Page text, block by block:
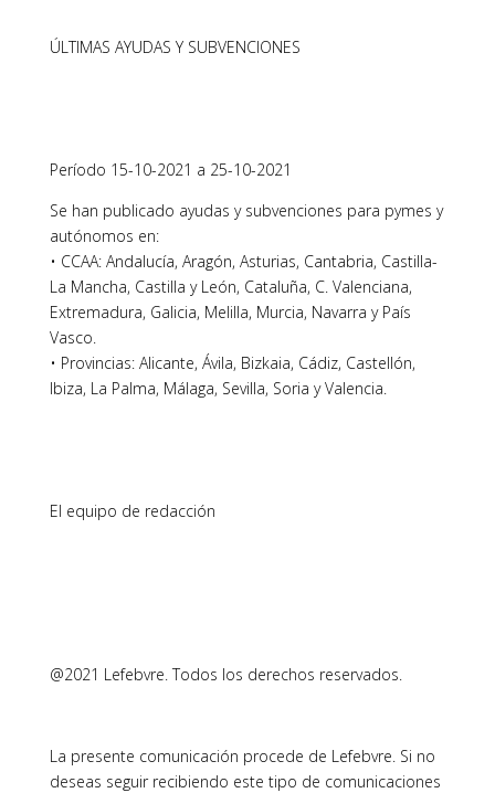
ÚLTIMAS AYUDAS Y SUBVENCIONES
Período 15-10-2021 a 25-10-2021
Se han publicado ayudas y subvenciones para pymes y
autónomos en:
• CCAA: Andalucía, Aragón, Asturias, Cantabria, Castilla-
La Mancha, Castilla y León, Cataluña, C. Valenciana,
Extremadura, Galicia, Melilla, Murcia, Navarra y País
Vasco.
• Provincias: Alicante, Ávila, Bizkaia, Cádiz, Castellón,
Ibiza, La Palma, Málaga, Sevilla, Soria y Valencia.
El equipo de redacción
@2021 Lefebvre. Todos los derechos reservados.
La presente comunicación procede de Lefebvre. Si no
deseas seguir recibiendo este tipo de comunicaciones